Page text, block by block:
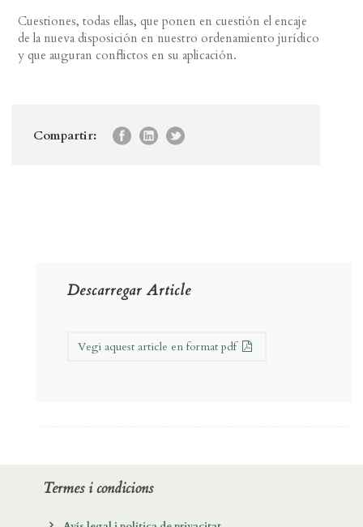
Cuestiones, todas ellas, que ponen en cuestión el encaje
de la nueva disposición en nuestro ordenamiento jurídico
y que auguran conflictos en su aplicación.
Compartir:
Descarregar Article
Vegi aquest article en format pdf
Termes i condicions